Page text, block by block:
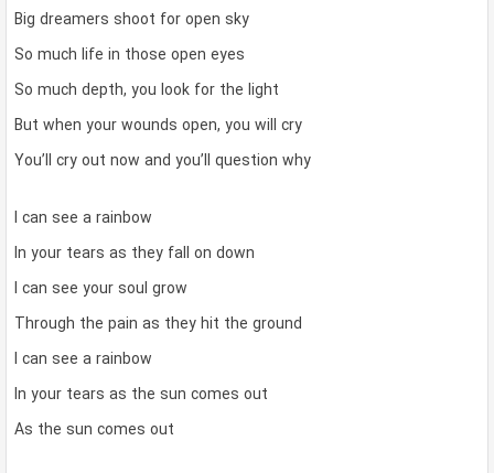
Big dreamers shoot for open sky
So much life in those open eyes
So much depth, you look for the light
But when your wounds open, you will cry
You’ll cry out now and you’ll question why
I can see a rainbow
In your tears as they fall on down
I can see your soul grow
Through the pain as they hit the ground
I can see a rainbow
In your tears as the sun comes out
As the sun comes out